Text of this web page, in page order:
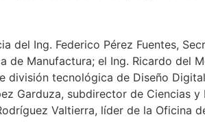
del Ing. Federico Pérez Fuentes,
de Manufactura; el Ing. Ricardo del
división tecnológica de Diseño
Garduza, subdirector de Ciencias
Valtierra, líder de la Oficina